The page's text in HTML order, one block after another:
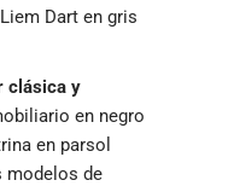
Dart en gris
clásica y
en negro
en parsol
modelos de